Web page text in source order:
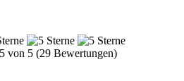
von 5 (29 Bewertungen)